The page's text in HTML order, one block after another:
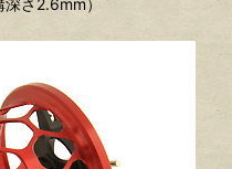
さ2.6mm）